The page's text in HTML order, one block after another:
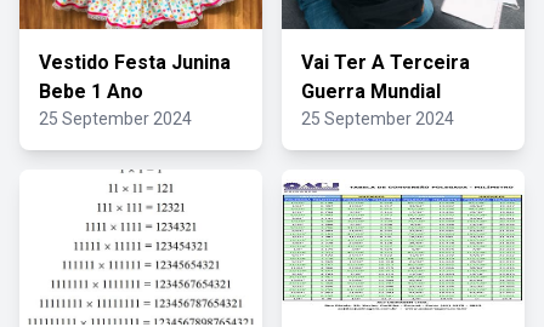
Vestido Festa Junina
Bebe 1 Ano
25 September 2024
Vai Ter A Terceira
Guerra Mundial
25 September 2024